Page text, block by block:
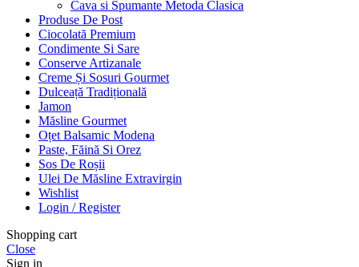
Cava si Spumante Metoda Clasica
Produse De Post
Ciocolată Premium
Condimente Si Sare
Conserve Artizanale
Creme Și Sosuri Gourmet
Dulceață Tradițională
Jamon
Măsline Gourmet
Oțet Balsamic Modena
Paste, Făină Si Orez
Sos De Roșii
Ulei De Măsline Extravirgin
Wishlist
Login / Register
Shopping cart
Close
Sign in